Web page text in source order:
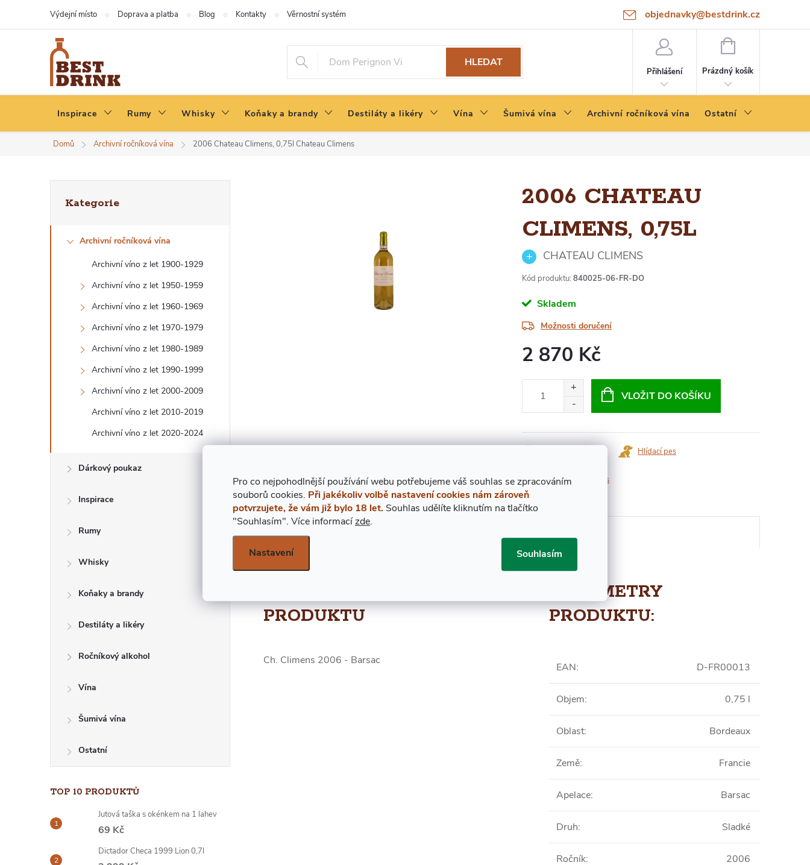
Pro co nejpohodlnější používání webu potřebujeme váš souhlas se zpracováním
souborů cookies. Při jakékoliv volbě nastavení cookies nám zároveň
potvrzujete, že vám již bylo 18 let. Souhlas udělíte kliknutím na tlačítko
"Souhlasím". Více informacízde.
Nastavení Souhlasím
objednavky@bestdrink.cz
Výdejní místo Doprava a platba Blog Kontakty Věrnostní systém
HLEDAT
Přihlášení
NÁKUPNÍ
Prázdný košík
Inspirace Rumy Whisky Koňaky a brandy Destiláty a likéry Vína Šumivá vína Archivní ročníková vína Ostatní
Domů Archivní ročníková vína 2006 Chateau Climens, 0,75l Chateau Climens
O
kategorie
Kategorie
Archivní ročníková vína
Archivní víno z let 1900-1929
Archivní víno z let 1950-1959
Archivní víno z let 1960-1969
Archivní víno z let 1970-1979
Archivní víno z let 1980-1989
Archivní víno z let 1990-1999
Archivní víno z let 2000-2009
Archivní víno z let 2010-2019
Archivní víno z let 2020-2024
Dárkový poukaz
Inspirace
Rumy
Whisky
Koňaky a brandy
Destiláty a likéry
Ročníkový alkohol
Vína
Šumivá vína
Ostatní
TOP 10 PRODUKTŮ
Jutová taška s okénkem na 1 lahev
69 Kč
Dictador Checa 1999 Lion 0,7l
2006 CHATEAU
CLIMENS, 0,75L
CHATEAU CLIMENS
Kód produktu: 840025-06-FR-DO
Skladem
Možnosti doručení
2 870 Kč
VLOŽIT DO KOŠÍKU
Hlídací pes
Značka:Chateau Climens
PRODUKTU
Ch. Climens 2006 - Barsac
PARAMETRY
PRODUKTU:
EAN: D-FR00013
Objem: 0,75 l
Oblast: Bordeaux
Země: Francie
Apelace: Barsac
Druh: Sladké
Ročník: 2006